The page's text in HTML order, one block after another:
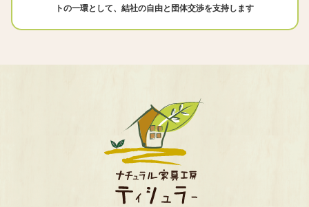
トの一環として、結社の自由と団体交渉を支持します